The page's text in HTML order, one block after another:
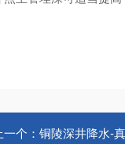
一个： 铜陵深井降水-